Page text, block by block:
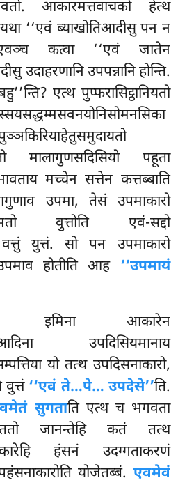
आकारमत्तवाचको हेत्थ
‘‘एवं ब्याखोतिआदीसु पन न
कत्वा ‘‘एवं जातेन
उदाहरणानि उपपन्नानि होन्ति.
एत्थ पुप्फरासिट्ठानियतो
मालागुणसदिसियो पहूता
मच्चेन सत्तेन कत्तब्बाति
उपमा, तेसं उपमाकारो
वुत्तोति एवं-सद्दो
वत्तुं युत्तं. सो पन उपमाकारो
होतीति आह ‘‘उपमायं
इमिना आकारेन
उपदिसियमानाय
यो तत्थ उपदिसनाकारो,
वुत्तं ‘‘एवं ते…पे… उपदेसे’’ति.
सुगताति एत्थ च भगवता
जानन्तेहि कतं तत्थ
हंसनं उदग्गताकरणं
योजेतब्बं. एवमेवं